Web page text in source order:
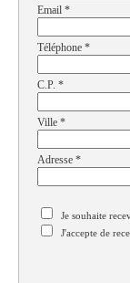
Email *
Téléphone *
C.P. *
Ville *
Adresse *
Je souhaite
J'accepte de